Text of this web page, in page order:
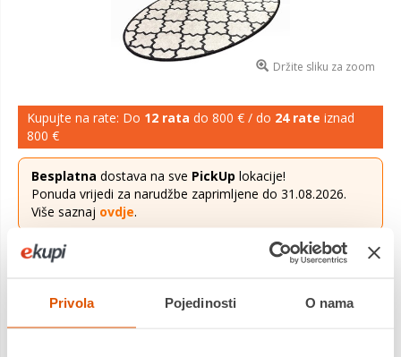
Privola Pojedinosti O nama
Držite sliku za zoom
Kupujte na rate: Do 12 rata do 800 € / do 24 rate iznad
800 €
Besplatna dostava na sve PickUp lokacije!
Ponuda vrijedi za narudžbe zaprimljene do 31.08.2026.
Više saznaj ovdje.
Cijena 24,36 €
Kupaonski set tepiha KUPA 2 komada Kupaonski tepisi izrađen